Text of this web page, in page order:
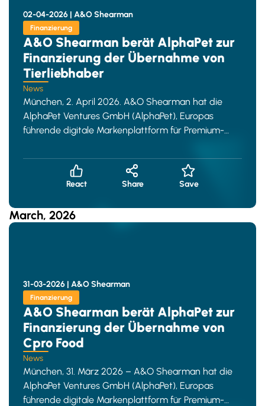
02-04-2026 | A&O Shearman
Finanzierung
A&O Shearman berät AlphaPet zur
Finanzierung der Übernahme von
Tierliebhaber
News
München, 2. April 2026. A&O Shearman hat die
AlphaPet Ventures GmbH (AlphaPet), Europas
führende digitale Markenplattform für Premium-
React Share Save
March, 2026
31-03-2026 | A&O Shearman
Finanzierung
A&O Shearman berät AlphaPet zur
Finanzierung der Übernahme von
Cpro Food
News
München, 31. März 2026 – A&O Shearman hat die
AlphaPet Ventures GmbH (AlphaPet), Europas
führende digitale Markenplattform für Premium-